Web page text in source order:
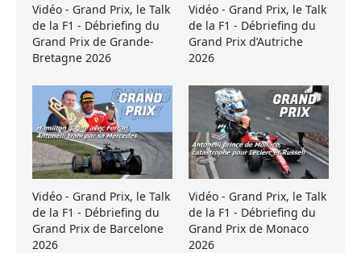
Vidéo - Grand Prix, le Talk
de la F1 - Débriefing du
Grand Prix de Grande-
Bretagne 2026
Vidéo - Grand Prix, le Talk
de la F1 - Débriefing du
Grand Prix d’Autriche
2026
Vidéo - Grand Prix, le Talk
de la F1 - Débriefing du
Grand Prix de Barcelone
2026
Vidéo - Grand Prix, le Talk
de la F1 - Débriefing du
Grand Prix de Monaco
2026